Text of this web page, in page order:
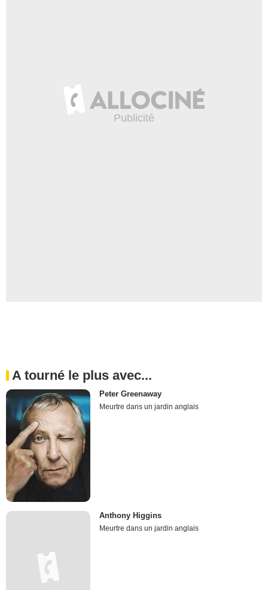
A tourné le plus avec...
Peter Greenaway
Meurtre dans un jardin anglais
Anthony Higgins
Meurtre dans un jardin anglais